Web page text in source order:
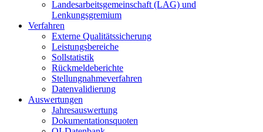
Landesarbeitsgemeinschaft (LAG) und
Lenkungsgremium
Verfahren
Externe Qualitätssicherung
Leistungsbereiche
Sollstatistik
Rückmeldeberichte
Stellungnahmeverfahren
Datenvalidierung
Auswertungen
Jahresauswertung
Dokumentationsquoten